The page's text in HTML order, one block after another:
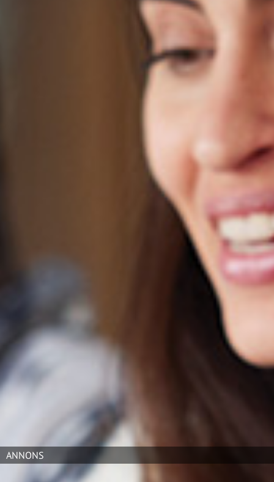
En ny undersökning pekar på att svenska
företag saknar innovationskraft. Resultaten visar att
Kina, följt av Italien och Spanien ligger i topp, medan
Sverige placerar sig först på 19e plats.
Det är Innovation360 Group som med hjälp av data från
5 000 medelstora- och stora företag över hela världen,
jämfört bolagens innovationsförmåga.
I undersökningen får svenska medelstora- och stora
bolag ett genomsnitt på 40 i InnovationIQ medan Kinas
ligger på 61 på en skala mellan 0 och 100. Italien (60),
Spanien (59) och Indien (57) kommer tätt efter. USA
(55) hamnar på en åttonde plats.